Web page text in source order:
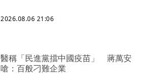
2026.08.06 21:06
醫稱「民進黨擋中國疫苗」 蔣萬安
嗆：百般刁難企業